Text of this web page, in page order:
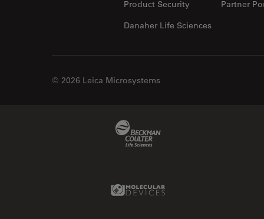
Product Security
Partner
Danaher Life Sciences
© 2026 Leica Microsystems
Molecular Devices Link